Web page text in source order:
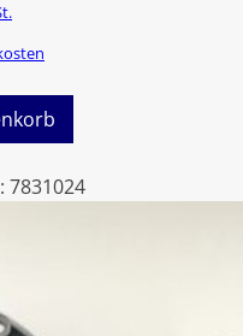
7831024